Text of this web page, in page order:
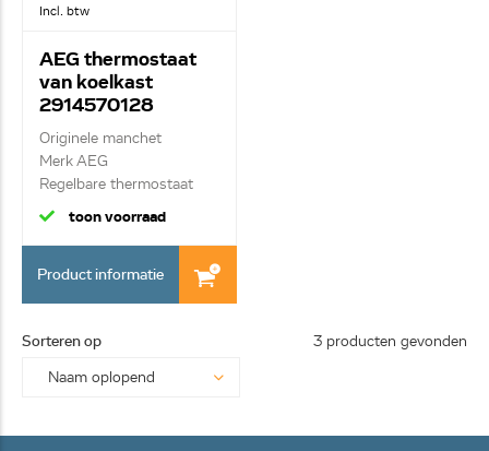
Incl. btw
AEG thermostaat
van koelkast
2914570128
Originele manchet
Merk AEG
Regelbare thermostaat
077B1724
toon voorraad
Product informatie
Sorteren op 3 producten gevonden